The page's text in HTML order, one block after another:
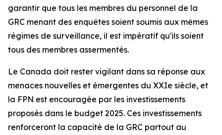
garantir que tous les membres du personnel de la
GRC menant des enquêtes soient soumis aux mêmes
régimes de surveillance, il est impératif qu'ils soient
tous des membres assermentés.
Le Canada doit rester vigilant dans sa réponse aux
menaces nouvelles et émergentes du XXIe siècle, et
la FPN est encouragée par les investissements
proposés dans le budget 2025. Ces investissements
renforceront la capacité de la GRC partout au